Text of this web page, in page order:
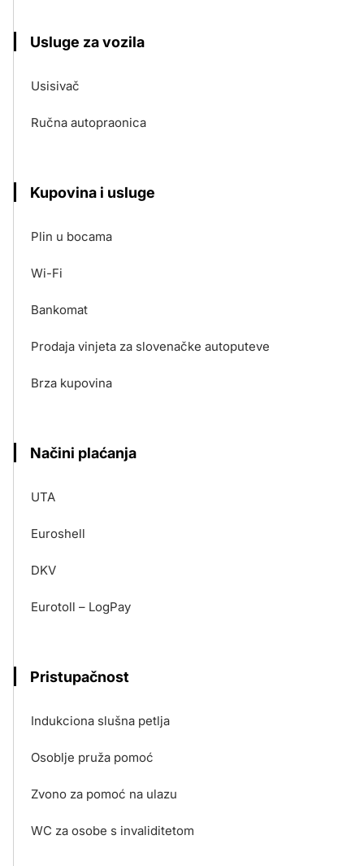
Usluge za vozila
Usisivač
Ručna autopraonica
Kupovina i usluge
Plin u bocama
Wi-Fi
Bankomat
Prodaja vinjeta za slovenačke autoputeve
Brza kupovina
Načini plaćanja
UTA
Euroshell
DKV
Eurotoll – LogPay
Pristupačnost
Indukciona slušna petlja
Osoblje pruža pomoć
Zvono za pomoć na ulazu
WC za osobe s invaliditetom